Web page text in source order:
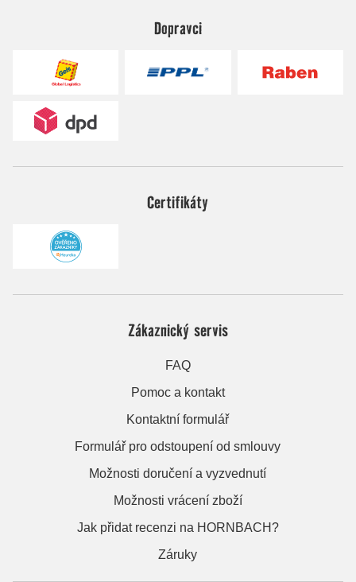
Dopravci
Certifikáty
Zákaznický servis
FAQ
Pomoc a kontakt
Kontaktní formulář
Formulář pro odstoupení od smlouvy
Možnosti doručení a vyzvednutí
Možnosti vrácení zboží
Jak přidat recenzi na HORNBACH?
Záruky